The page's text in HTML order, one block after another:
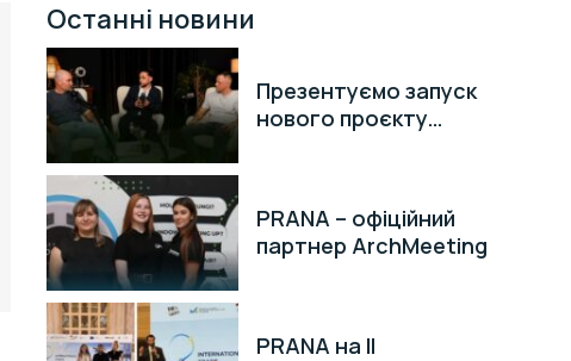
Останні новини
Презентуємо запуск
нового проєкту
PRANA – офіційний
партнер ArchMeeting
PRANA на II